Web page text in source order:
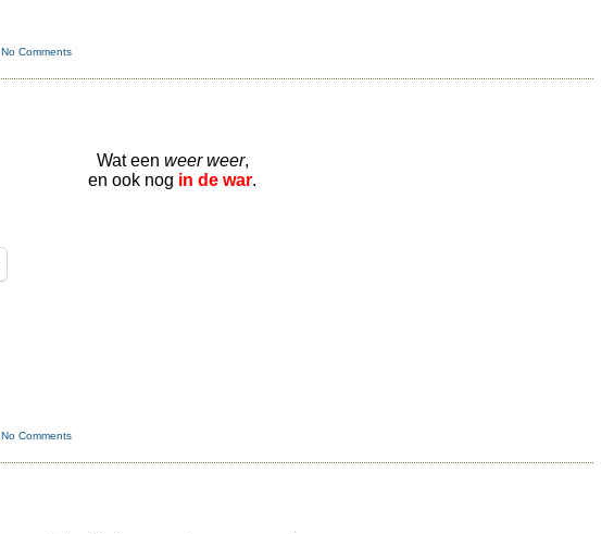
No Comments
Wat een weer weer,
en ook nog in de war.
No Comments